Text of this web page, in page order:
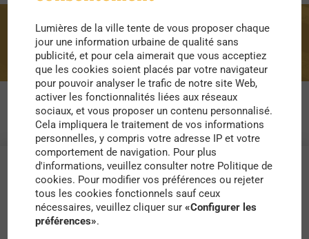
Nakagin
Lumières de la ville tente de vous proposer chaque
jour une information urbaine de qualité sans
publicité, et pour cela aimerait que vous acceptiez
que les cookies soient placés par votre navigateur
pour pouvoir analyser le trafic de notre site Web,
activer les fonctionnalités liées aux réseaux
sociaux, et vous proposer un contenu personnalisé.
Cela impliquera le traitement de vos informations
personnelles, y compris votre adresse IP et votre
comportement de navigation. Pour plus
d'informations, veuillez consulter notre Politique de
cookies. Pour modifier vos préférences ou rejeter
tous les cookies fonctionnels sauf ceux
nécessaires, veuillez cliquer sur«Configurer les
préférences».